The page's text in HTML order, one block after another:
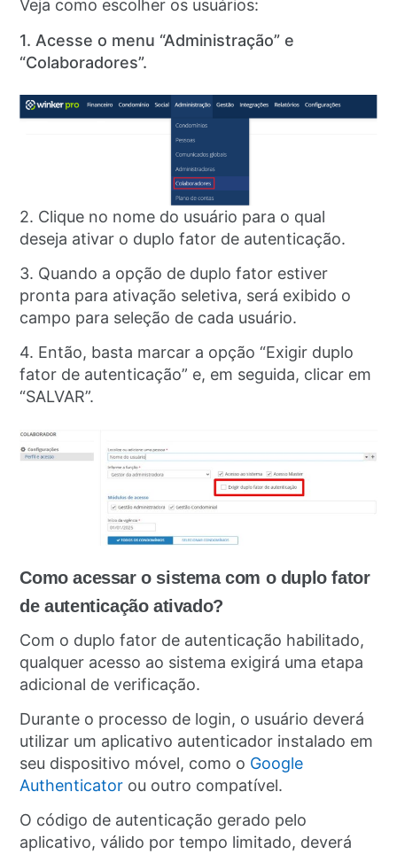
Veja como escolher os usuários:
1. Acesse o menu “Administração” e
“Colaboradores”.
2. Clique no nome do usuário para o qual
deseja ativar o duplo fator de autenticação.
3. Quando a opção de duplo fator estiver
pronta para ativação seletiva, será exibido o
campo para seleção de cada usuário.
4. Então, basta marcar a opção “Exigir duplo
fator de autenticação” e, em seguida, clicar em
“SALVAR”.
Como acessar o sistema com o duplo fator
de autenticação ativado?
Com o duplo fator de autenticação habilitado,
qualquer acesso ao sistema exigirá uma etapa
adicional de verificação.
Durante o processo de login, o usuário deverá
utilizar um aplicativo autenticador instalado em
seu dispositivo móvel, como o Google
Authenticator ou outro compatível.
O código de autenticação gerado pelo
aplicativo, válido por tempo limitado, deverá